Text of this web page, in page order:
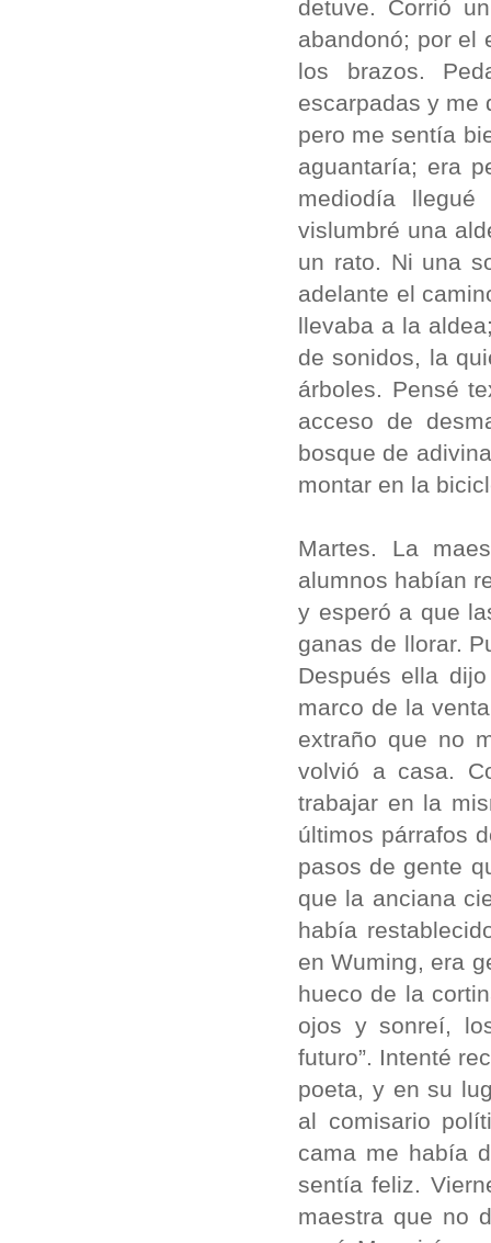
detuve. Corrió
abandonó; por el
los brazos.
escarpadas y me
pero me sentía
aguantaría; era
mediodía
vislumbré una
un rato. Ni una
adelante el
llevaba a la
de sonidos, la
árboles. Pensé
acceso de
bosque de
montar en la
Martes. La
alumnos habían
y esperó a que
ganas de llorar.
Después ella
marco de la
extraño que no
volvió a casa.
trabajar en la
últimos párrafos
pasos de gente
que la anciana
había
en Wuming, era
hueco de la
ojos y sonreí,
futuro”. Intenté
poeta, y en su
al comisario
cama me había
sentía feliz.
maestra que no